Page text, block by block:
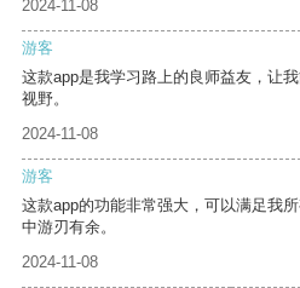
2024-11-08
游客
这款app是我学习路上的良师益友，让
视野。
2024-11-08
游客
这款app的功能非常强大，可以满足我
中游刃有余。
2024-11-08